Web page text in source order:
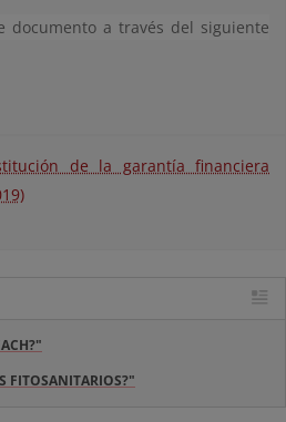
documento a través del siguiente
de la garantía financiera
FITOSANITARIOS?"